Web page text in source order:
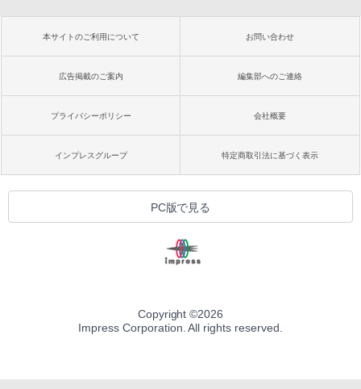
本サイトのご利用について お問い合わせ
広告掲載のご案内 編集部へのご連絡
プライバシーポリシー 会社概要
インプレスグループ 特定商取引法に基づく表示
PC版で見る
Copyright ©2026
Impress Corporation. All rights reserved.